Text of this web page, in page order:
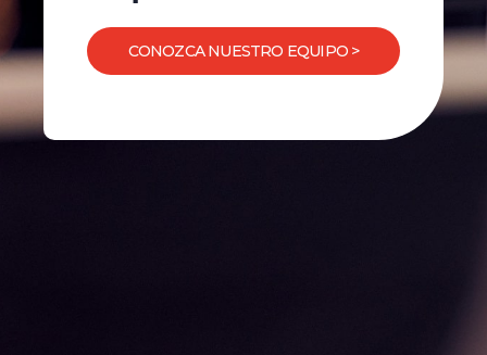
CONOZCA NUESTRO EQUIPO >